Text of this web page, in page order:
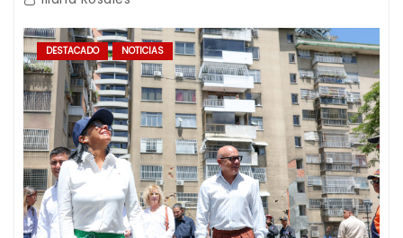
DESTACADO NOTICIAS